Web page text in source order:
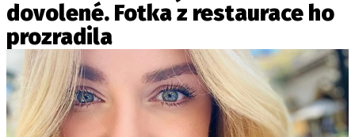
dovolené. Fotka z restaurace ho
prozradila